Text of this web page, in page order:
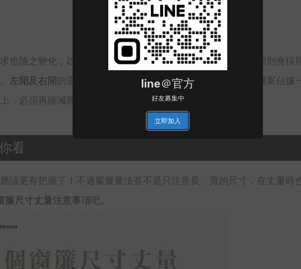
也隨之變化，以辦公室來說，大多是以透光的百葉窗 ，而臥房則會採
左開及右開 的選擇，若上側有藝術軌道，在兩側都會有精緻圖案佔據
，必須再縮減幾公分喔！
看
該更有把握了！不過窗簾量法並不是只注意長、寬的尺寸，在丈量時
簾尺寸丈量注意事項 吧。
line＠官方
好友募集中
立即加入